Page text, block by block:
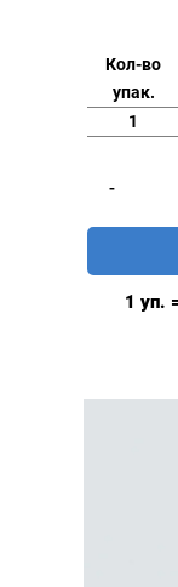
Кол-во
упак.
1
-
1 уп.